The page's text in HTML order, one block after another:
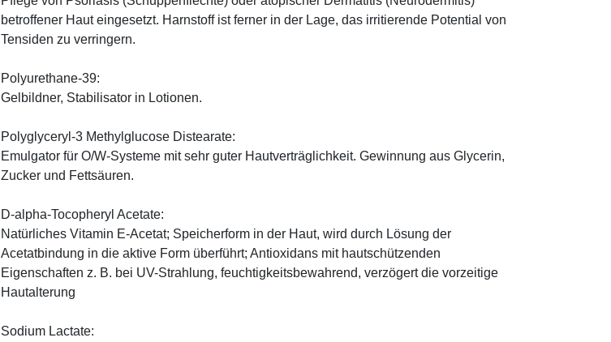
betroffener Haut eingesetzt. Harnstoff ist ferner in der Lage, das irritierende Potential von
Tensiden zu verringern.
Polyurethane-39:
Gelbildner, Stabilisator in Lotionen.
Polyglyceryl-3 Methylglucose Distearate:
Emulgator für O/W-Systeme mit sehr guter Hautverträglichkeit. Gewinnung aus Glycerin,
Zucker und Fettsäuren.
D-alpha-Tocopheryl Acetate:
Natürliches Vitamin E-Acetat; Speicherform in der Haut, wird durch Lösung der
Acetatbindung in die aktive Form überführt; Antioxidans mit hautschützenden
Eigenschaften z. B. bei UV-Strahlung, feuchtigkeitsbewahrend, verzögert die vorzeitige
Hautalterung
Sodium Lactate: